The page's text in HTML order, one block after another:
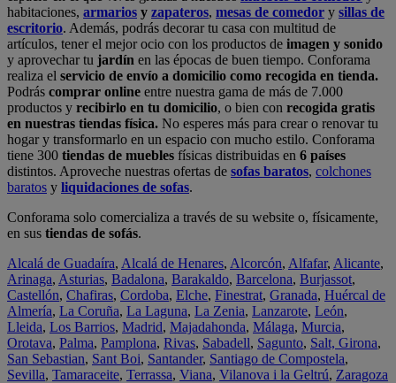
habitaciones, armarios y zapateros, mesas de comedor y sillas de
escritorio. Además, podrás decorar tu casa con multitud de
artículos, tener el mejor ocio con los productos de imagen y sonido
y aprovechar tu jardín en las épocas de buen tiempo. Conforama
realiza el servicio de envío a domicilio como recogida en tienda.
Podrás comprar online entre nuestra gama de más de 7.000
productos y recibirlo en tu domicilio, o bien con recogida gratis
en nuestras tiendas física. No esperes más para crear o renovar tu
hogar y transformarlo en un espacio con mucho estilo. Conforama
tiene 300 tiendas de muebles físicas distribuidas en 6 países
distintos. Aproveche nuestras ofertas de sofas baratos, colchones
baratos y liquidaciones de sofas.
Conforama solo comercializa a través de su website o, físicamente,
en sus tiendas de sofás.
Alcalá de Guadaíra, Alcalá de Henares, Alcorcón, Alfafar, Alicante,
Arinaga, Asturias, Badalona, Barakaldo, Barcelona, Burjassot,
Castellón, Chafiras, Cordoba, Elche, Finestrat, Granada, Huércal de
Almería, La Coruña, La Laguna, La Zenia, Lanzarote, León,
Lleida, Los Barrios, Madrid, Majadahonda, Málaga, Murcia,
Orotava, Palma, Pamplona, Rivas, Sabadell, Sagunto, Salt, Girona,
San Sebastian, Sant Boi, Santander, Santiago de Compostela,
Sevilla, Tamaraceite, Terrassa, Viana, Vilanova i la Geltrú, Zaragoza